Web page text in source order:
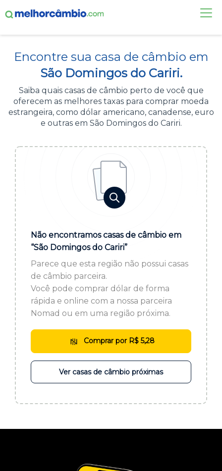
CASAS DE CÂMBIO
DÓLAR HOJE
ALERTA DE CÂMBIO
Acesse sua conta:
BROKER DE OFERTAS
ou cadastre-se se ainda não tem registro:
CADASTRE-SE
Encontre sua casa de câmbio em
São Domingos do Cariri.
Saiba quais casas de câmbio perto de você que
oferecem as melhores taxas para comprar moeda
estrangeira, como dólar americano, canadense, euro
e outras em São Domingos do Cariri.
Não encontramos casas de câmbio em
“São Domingos do Cariri”
Parece que esta região não possui casas
de câmbio parceira.
Você pode comprar dólar de forma
rápida e online com a nossa parceira
Nomad ou em uma região próxima.
Comprar por R$ 5,28
Ver casas de câmbio próximas